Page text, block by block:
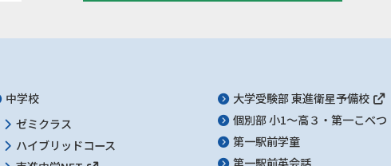
中学校
ゼミクラス
ハイブリッドコース
大学受験部 東進衛星予備校
個別部 小1～高３・第一こべつ
第一駅前学童